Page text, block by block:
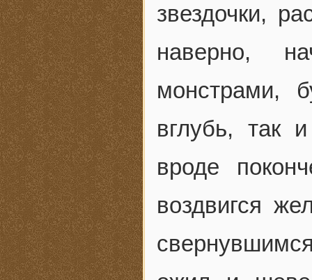
звездочки,
наверно,
монстрами,
вглубь, так
вроде
воздвигся